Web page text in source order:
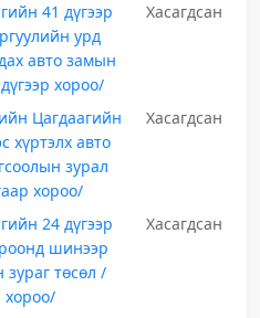
41 дүгээр
урд
авто замын
хороо/
Хасагдсан
Цагдаагийн
хүртэлх авто
зурал
хороо/
Хасагдсан
24 дүгээр
шинээр
төсөл /
хороо/
Хасагдсан